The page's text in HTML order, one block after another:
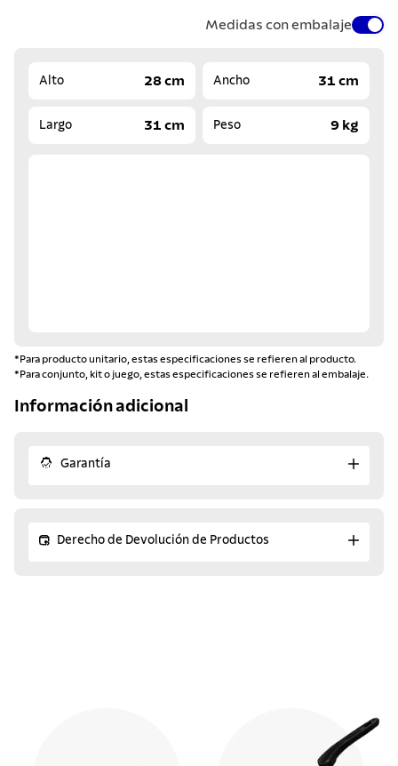
Medidas con embalaje
Alto 28 cm Ancho 31 cm
Largo 31 cm Peso 9 kg
*Para producto unitario, estas especificaciones se refieren al producto.
*Para conjunto, kit o juego, estas especificaciones se refieren al embalaje.
Información adicional
Garantía
Derecho de Devolución de Productos